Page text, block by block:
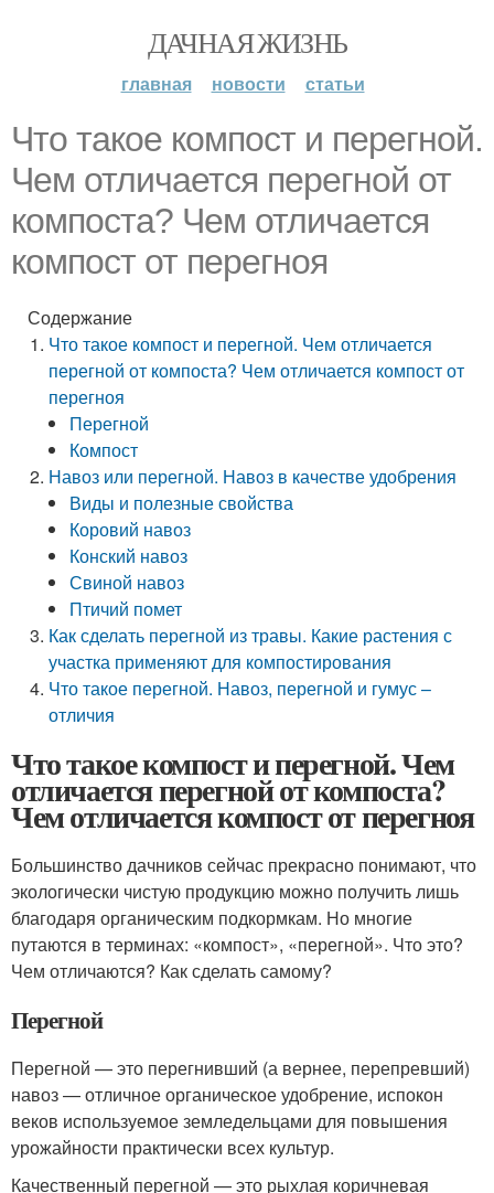
ДАЧНАЯ ЖИЗНЬ
главная новости статьи
Что такое компост и перегной.
Чем отличается перегной от
компоста? Чем отличается
компост от перегноя
Содержание
Что такое компост и перегной. Чем отличается
перегной от компоста? Чем отличается компост от
перегноя
Перегной
Компост
Навоз или перегной. Навоз в качестве удобрения
Виды и полезные свойства
Коровий навоз
Конский навоз
Свиной навоз
Птичий помет
Как сделать перегной из травы. Какие растения с
участка применяют для компостирования
Что такое перегной. Навоз, перегной и гумус –
отличия
Что такое компост и перегной. Чем
отличается перегной от компоста?
Чем отличается компост от перегноя
Большинство дачников сейчас прекрасно понимают, что
экологически чистую продукцию можно получить лишь
благодаря органическим подкормкам. Но многие
путаются в терминах: «компост», «перегной». Что это?
Чем отличаются? Как сделать самому?
Перегной
Перегной — это перегнивший (а вернее, перепревший)
навоз — отличное органическое удобрение, испокон
веков используемое земледельцами для повышения
урожайности практически всех культур.
Качественный перегной — это рыхлая коричневая